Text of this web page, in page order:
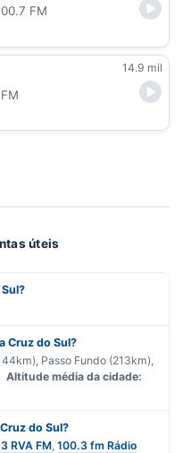
FM
14.9 mil
úteis
Cruz do Sul?
Passo Fundo (213km),
Altitude média da cidade:
do Sul?
RVA FM 100.3 fm Rádio